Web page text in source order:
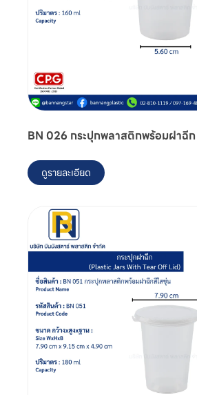
BN 026 กระปุกพลาสติกพร้อมฝาฉีก
ดูรายละเอียด